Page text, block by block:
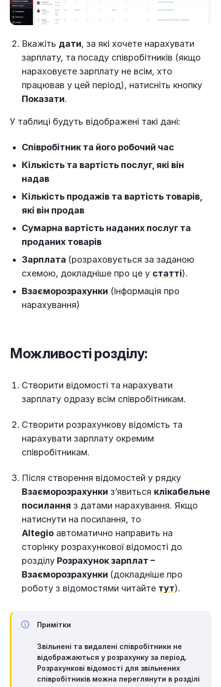
Вкажіть дати, за які хочете нарахувати
зарплату, та посаду співробітників (якщо
нараховуєте зарплату не всім, хто
працював у цей період), натисніть кнопку
Показати.
У таблиці будуть відображені такі дані:
Співробітник та його робочий час
Кількість та вартість послуг, які він
надав
Кількість продажів та вартість товарів,
які він продав
Сумарна вартість наданих послуг та
проданих товарів
Зарплата (розраховується за заданою
схемою, докладніше про це у статті).
Взаєморозрахунки (інформація про
нарахування)
Можливості розділу:
Створити відомості та нарахувати
зарплату одразу всім співробітникам.
Створити розрахункову відомість та
нарахувати зарплату окремим
співробітникам.
Після створення відомостей у рядку
Взаєморозрахунки з’явиться клікабельне
посилання з датами нарахування. Якщо
натиснути на посилання, то
Altegio автоматично направить на
сторінку розрахункової відомості до
розділу Розрахунок зарплат –
Взаєморозрахунки (докладніше про
роботу з відомостями читайте тут).
Примітки
Звільнені та видалені співробітники не
відображаються у розрахунку за період.
Розрахункові відомості для звільнених
співробітників можна переглянути в розділі